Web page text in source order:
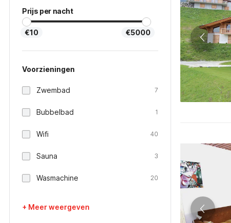
Prijs per nacht
€10 €5000
Voorzieningen
Zwembad 7
Bubbelbad 1
Wifi 40
Sauna 3
Wasmachine 20
+ Meer weergeven